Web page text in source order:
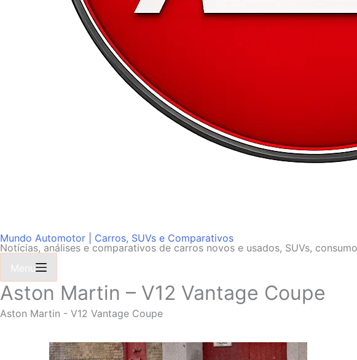
Mundo Automotor | Carros, SUVs e Comparativos
Notícias, análises e comparativos de carros novos e usados, SUVs,
Menu
Aston Martin – V12 Vantage Coupe
Aston Martin - V12 Vantage Coupe